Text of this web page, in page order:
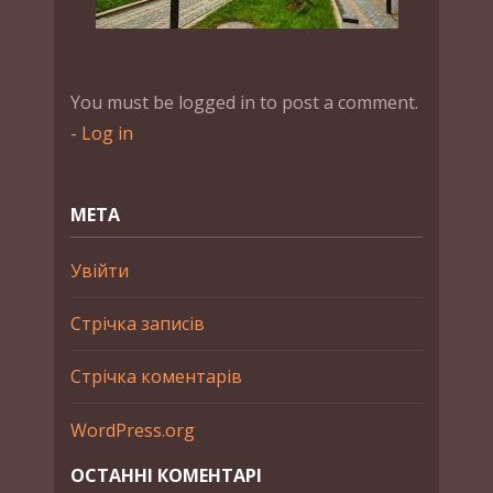
You must be logged in to post a comment.
- Log in
МЕТА
Увійти
Стрічка записів
Стрічка коментарів
WordPress.org
ОСТАННІ КОМЕНТАРІ